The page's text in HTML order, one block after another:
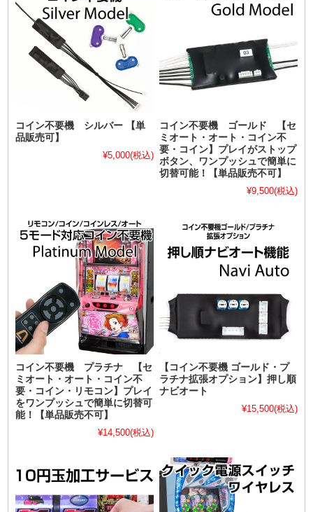
コイン不要機 シルバー 【単
品販売可】
¥5,000(税込)
コイン不要機 ゴールド 【セ
ミオート・オート・コイン不
要・コイン】プレイがストップ
ボタン、ワンプッシュで簡単に
切替可能！【単品販売不可】
¥9,500(税込)
コイン不要機 プラチナ 【セ
ミオート・オート・コイン不
要・コイン・リモコン】プレイ
をワンプッシュで簡単に切替可
能！【単品販売不可】
¥14,500(税込)
【コイン不要機 ゴールド・プ
ラチナ拡張オプション】押し順
ナビオート
¥15,500(税込)